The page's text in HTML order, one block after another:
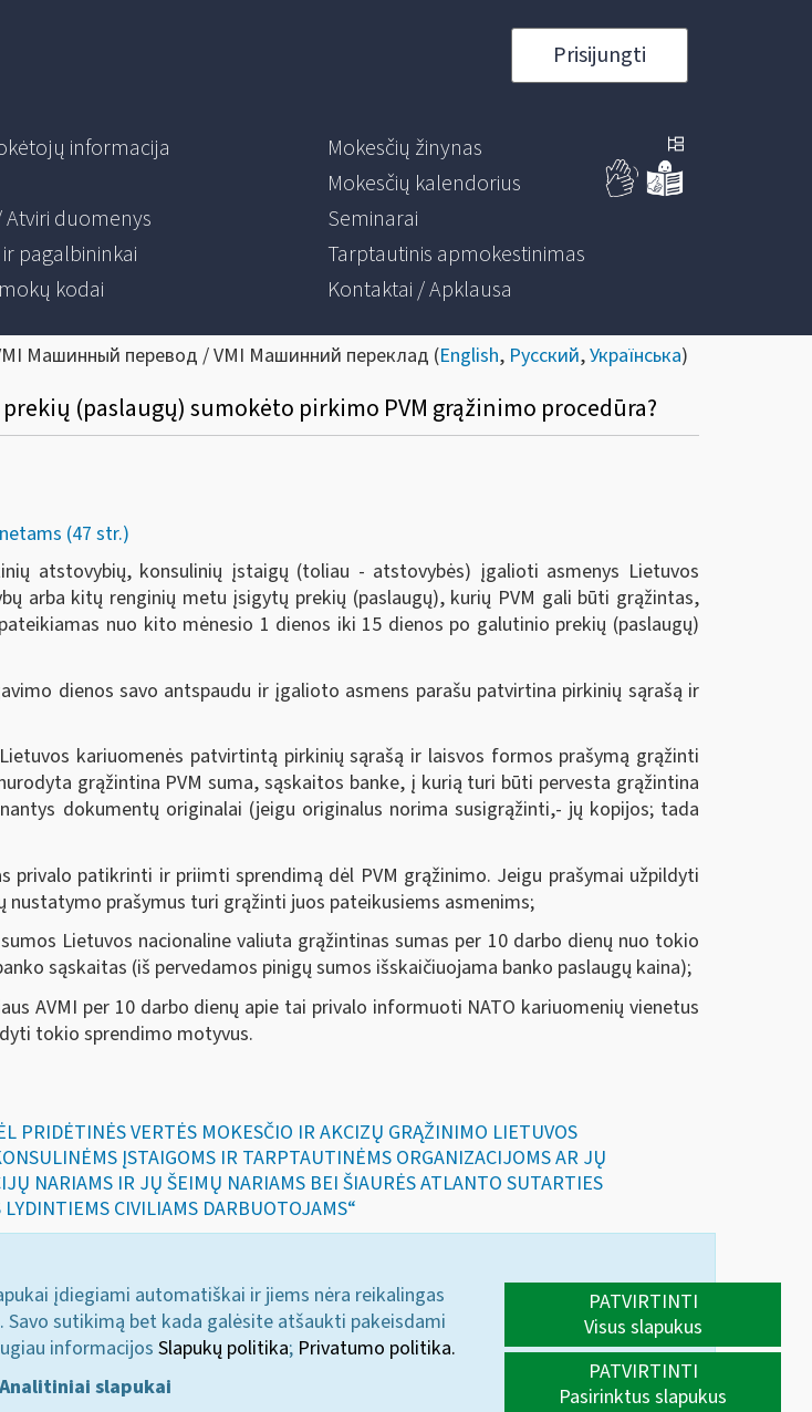
Prisijungti
informacija
Atviri duomenys
pagalbininkai
kodai
Mokesčių žinynas
Mokesčių kalendorius
Seminarai
Tarptautinis apmokestinimas
Kontaktai / Apklausa
Машинный перевод / VMI Машинний переклад (English, Русский,Українська)
(paslaugų) sumokėto pirkimo PVM grąžinimo procedūra?
(47 str.)
atstovybių, konsulinių įstaigų (toliau - atstovybės) įgalioti asmenys Lietuvos
arba kitų renginių metu įsigytų prekių (paslaugų), kurių PVM gali būti grąžintas,
nuo kito mėnesio 1 dienos iki 15 dienos po galutinio prekių (paslaugų)
dienos savo antspaudu ir įgalioto asmens parašu patvirtina pirkinių sąrašą ir
kariuomenės patvirtintą pirkinių sąrašą ir laisvos formos prašymą grąžinti
grąžintina PVM suma, sąskaitos banke, į kurią turi būti pervesta grąžintina
dokumentų originalai (jeigu originalus norima susigrąžinti,- jų kopijos; tada
privalo patikrinti ir priimti sprendimą dėl PVM grąžinimo. Jeigu prašymai užpildyti
nustatymo prašymus turi grąžinti juos pateikusiems asmenims;
Lietuvos nacionaline valiuta grąžintinas sumas per 10 darbo dienų nuo tokio
sąskaitas (iš pervedamos pinigų sumos išskaičiuojama banko paslaugų kaina);
AVMI per 10 darbo dienų apie tai privalo informuoti NATO kariuomenių vienetus
tokio sprendimo motyvus.
PRIDĖTINĖS VERTĖS MOKESČIO IR AKCIZŲ GRĄŽINIMO LIETUVOS
ĮSTAIGOMS IR TARPTAUTINĖMS ORGANIZACIJOMS AR JŲ
NARIAMS IR JŲ ŠEIMŲ NARIAMS BEI ŠIAURĖS ATLANTO SUTARTIES
CIVILIAMS DARBUOTOJAMS“
įdiegiami automatiškai ir jiems nėra reikalingas
sutikimą bet kada galėsite atšaukti pakeisdami
informacijos Slapukų politika; Privatumo politika.
Analitiniai slapukai
PATVIRTINTI
Visus slapukus
PATVIRTINTI
Pasirinktus slapukus